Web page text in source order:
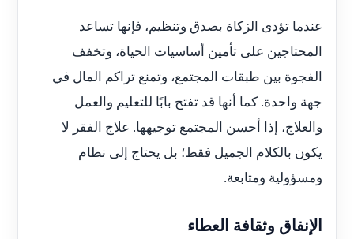
عندما تؤدى الزكاة بصدق وتنظيم، فإنها تساعد
المحتاجين على تأمين أساسيات الحياة، وتخفف
الفجوة بين طبقات المجتمع، وتمنع تراكم المال في
جهة واحدة. كما أنها قد تفتح بابًا للتعليم والعمل
والعلاج، إذا أحسن المجتمع توجيهها. علاج الفقر لا
يكون بالكلام الجميل فقط؛ بل يحتاج إلى نظام
ومسؤولية ومتابعة.
الإنفاق وثقافة العطاء